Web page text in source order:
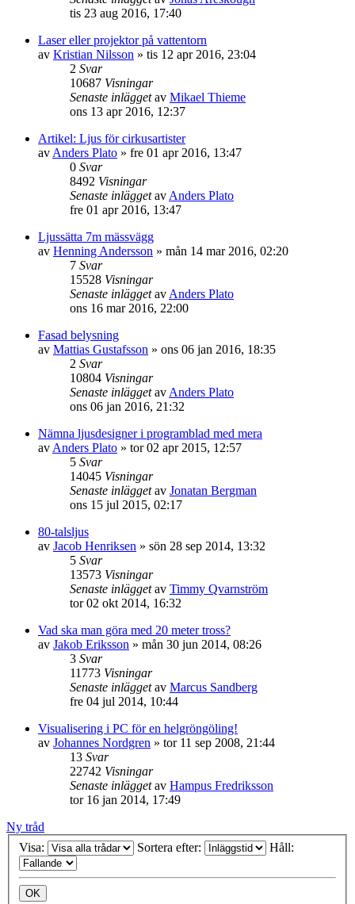
tis 23 aug 2016, 17:40
Laser eller projektor på vattentorn
av Kristian Nilsson » tis 12 apr 2016, 23:04
2 Svar
10687 Visningar
Senaste inläggetav Mikael Thieme
ons 13 apr 2016, 12:37
Artikel: Ljus för cirkusartister
av Anders Plato » fre 01 apr 2016, 13:47
0 Svar
8492 Visningar
Senaste inläggetav Anders Plato
fre 01 apr 2016, 13:47
Ljussätta 7m mässvägg
av Henning Andersson » mån 14 mar 2016, 02:20
7 Svar
15528 Visningar
Senaste inläggetav Anders Plato
ons 16 mar 2016, 22:00
Fasad belysning
av Mattias Gustafsson » ons 06 jan 2016, 18:35
2 Svar
10804 Visningar
Senaste inläggetav Anders Plato
ons 06 jan 2016, 21:32
Nämna ljusdesigner i programblad med mera
av Anders Plato » tor 02 apr 2015, 12:57
5 Svar
14045 Visningar
Senaste inläggetav Jonatan Bergman
ons 15 jul 2015, 02:17
80-talsljus
av Jacob Henriksen » sön 28 sep 2014, 13:32
5 Svar
13573 Visningar
Senaste inläggetav Timmy Qvarnström
tor 02 okt 2014, 16:32
Vad ska man göra med 20 meter tross?
av Jakob Eriksson » mån 30 jun 2014, 08:26
3 Svar
11773 Visningar
Senaste inläggetav Marcus Sandberg
fre 04 jul 2014, 10:44
Visualisering i PC för en helgröngöling!
av Johannes Nordgren » tor 11 sep 2008, 21:44
13 Svar
22742 Visningar
Senaste inläggetav Hampus Fredriksson
tor 16 jan 2014, 17:49
Ny tråd
Visa:
Sortera efter: Håll: